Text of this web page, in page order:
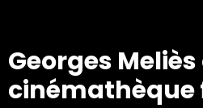
Georges Meliès
cinémathèque